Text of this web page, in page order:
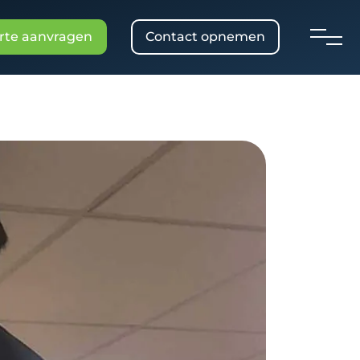
aanvragen Contact opnemen